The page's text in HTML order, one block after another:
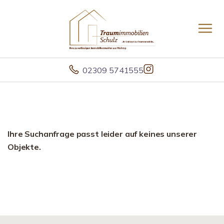
02309 5741555
Ihre Suchanfrage passt leider auf keines unserer
Objekte.